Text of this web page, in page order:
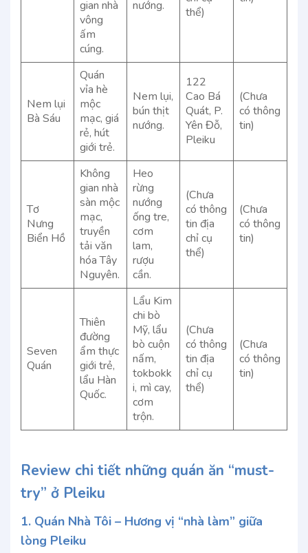
gian nhà
vông
ấm
cúng.
nướng.
thể)
Nem lụi
Bà Sáu
Quán
vỉa hè
mộc
mạc, giá
rẻ, hút
giới trẻ.
Nem lụi,
bún thịt
nướng.
122
Cao Bá
Quát, P.
Yên Đỗ,
Pleiku
(Chưa
có thông
tin)
Tơ
Nưng
Biển Hồ
Không
gian nhà
sàn mộc
mạc,
truyền
tải văn
hóa Tây
Nguyên.
Heo
rừng
nướng
ống tre,
cơm
lam,
rượu
cần.
(Chưa
có thông
tin địa
chỉ cụ
thể)
(Chưa
có thông
tin)
Seven
Quán
Thiên
đường
ẩm thực
giới trẻ,
lẩu Hàn
Quốc.
Lẩu Kim
chi bò
Mỹ, lẩu
bò cuộn
nấm,
tokbokk
i, mì cay,
cơm
trộn.
(Chưa
có thông
tin địa
chỉ cụ
thể)
(Chưa
có thông
tin)
Review chi tiết những quán ăn “must-
try” ở Pleiku
1. Quán Nhà Tôi – Hương vị “nhà làm” giữa
lòng Pleiku